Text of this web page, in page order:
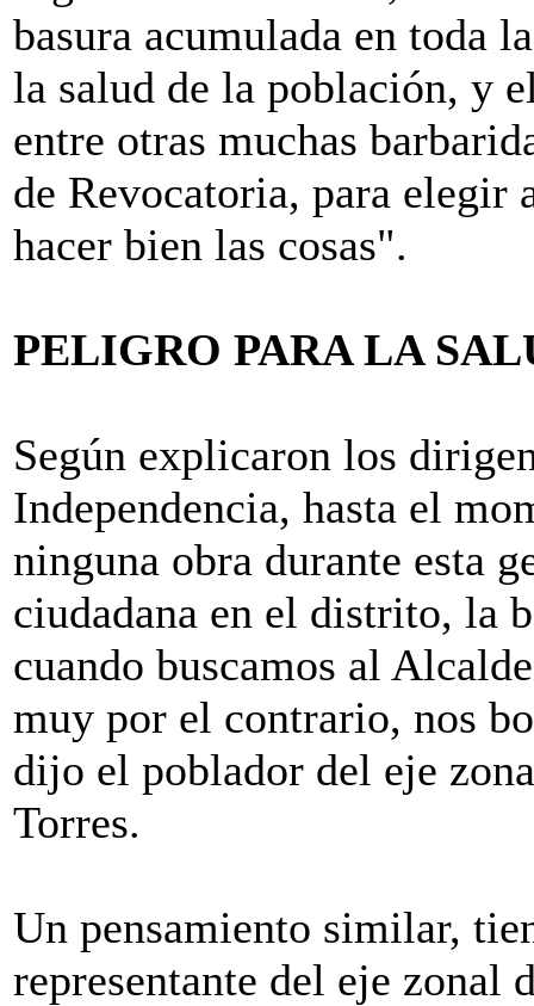
basura acumulada en toda
la salud de la población, y
entre otras muchas
de Revocatoria, para elegir
hacer bien las cosas".
PELIGRO PARA LA
Según explicaron los
Independencia, hasta el
ninguna obra durante esta
ciudadana en el distrito, la
cuando buscamos al
muy por el contrario, nos
dijo el poblador del eje
Torres.
Un pensamiento similar,
representante del eje zonal